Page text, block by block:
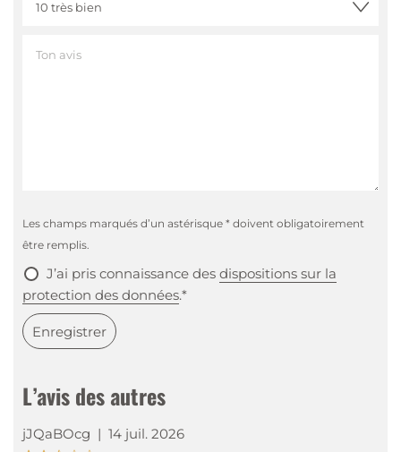
stimulante de noisette, un soupçon d’arôme de
Palais: Attaque élégante et harmonieuse en bouche,
L’avis des autres
jJQaBOcg | 14 juil. 2026
Les champs marqués d’un astérisque * doivent obligatoirement
être remplis.
J’ai pris connaissance des dispositions sur la
protection des données.*
Enregistrer